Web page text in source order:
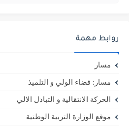
روابط مهمة
مسار
مسار: فضاء الولي و التلميذ
الحركة الانتقالية و التبادل الالي
موقع الوزارة التربية الوطنية